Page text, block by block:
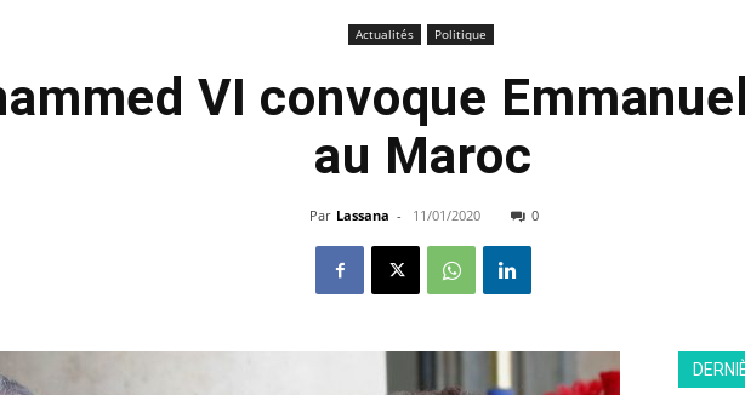
Actualités Politique
VI convoque
au Maroc
Par Lassana - 11/01/2020 0